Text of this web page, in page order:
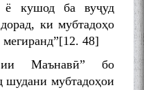
ё кушод ба вуҷуд
ки мубтадоҳо
48]
Маънавӣ” бо
шудани мубтадоҳои